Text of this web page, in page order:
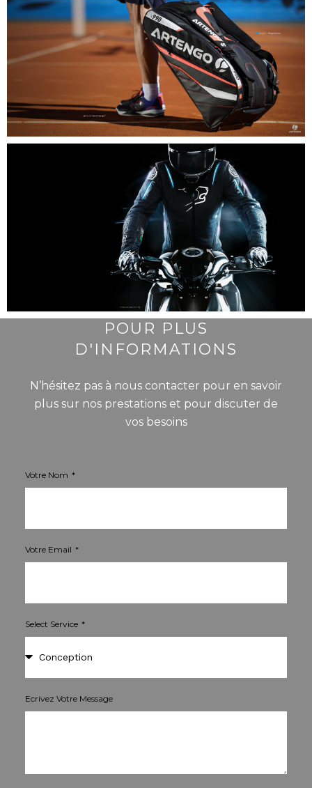
POUR PLUS
D'INFORMATIONS
N’hésitez pas à nous contacter pour en savoir
plus sur nos prestations et pour discuter de
vos besoins
Votre Nom
Votre Email
Select Service
Ecrivez Votre Message